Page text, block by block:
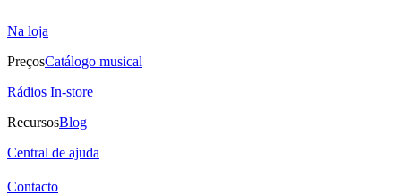
Na loja
PreçosCatálogo musical
Rádios In-store
RecursosBlog
Central de ajuda
Contacto